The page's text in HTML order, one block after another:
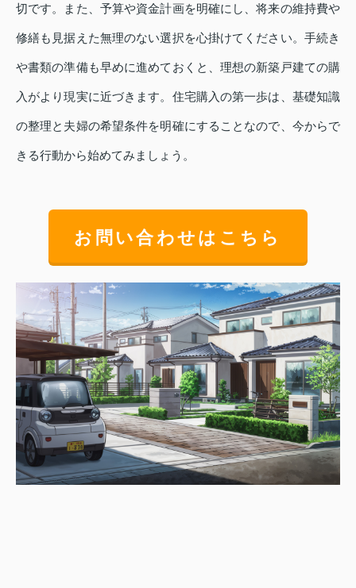
切です。また、予算や資金計画を明確にし、将来の維持費や
修繕も見据えた無理のない選択を心掛けてください。手続き
や書類の準備も早めに進めておくと、理想の新築戸建ての購
入がより現実に近づきます。住宅購入の第一歩は、基礎知識
の整理と夫婦の希望条件を明確にすることなので、今からで
きる行動から始めてみましょう。
お問い合わせはこちら